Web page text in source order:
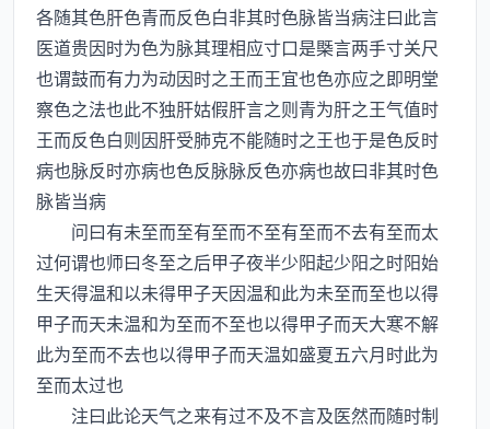
各随其色肝色青而反色白非其时色脉皆当病注曰此言
医道贵因时为色为脉其理相应寸口是槩言两手寸关尺
也谓鼓而有力为动因时之王而王宜也色亦应之即明堂
察色之法也此不独肝姑假肝言之则青为肝之王气值时
王而反色白则因肝受肺克不能随时之王也于是色反时
病也脉反时亦病也色反脉脉反色亦病也故曰非其时色
脉皆当病
问曰有未至而至有至而不至有至而不去有至而太
过何谓也师曰冬至之后甲子夜半少阳起少阳之时阳始
生天得温和以未得甲子天因温和此为未至而至也以得
甲子而天未温和为至而不至也以得甲子而天大寒不解
此为至而不去也以得甲子而天温如盛夏五六月时此为
至而太过也
注曰此论天气之来有过不及不言及医然而随时制